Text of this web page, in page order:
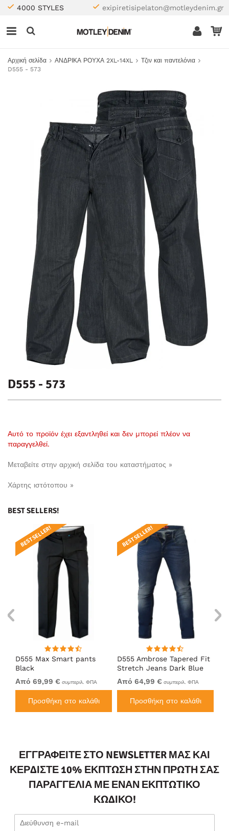
4000 STYLES exipiretisipelaton@motleydenim.gr
Αρχική σελίδα ΑΝΔΡΙΚΑ ΡΟΥΧΑ 2XL-14XL
Τζιν και παντελόνια
D555 - 573
D555 - 573
Αυτό το προϊόν έχει εξαντληθεί και δεν μπορεί πλέον να
παραγγελθεί.
Μεταβείτε στην αρχική σελίδα του καταστήματος »
Χάρτης ιστότοπου »
BEST SELLERS!
D555 Max Smart pants
Black
BEST SELLER!
Από 69,99 € συμπεριλ. ΦΠΑ
Προσθήκη στο καλάθι
D555 Ambrose Tapered Fit
Stretch Jeans Dark Blue
BEST SELLER!
Από 64,99 € συμπεριλ. ΦΠΑ
Προσθήκη στο καλάθι
ΕΓΓΡΑΦΕΊΤΕ ΣΤΟ NEWSLETTER ΜΑΣ ΚΑΙ
ΚΕΡΔΊΣΤΕ 10% ΈΚΠΤΩΣΗ ΣΤΗΝ ΠΡΏΤΗ ΣΑΣ
ΠΑΡΑΓΓΕΛΊΑ ΜΕ ΈΝΑΝ ΕΚΠΤΩΤΙΚΌ
ΚΩΔΙΚΌ!